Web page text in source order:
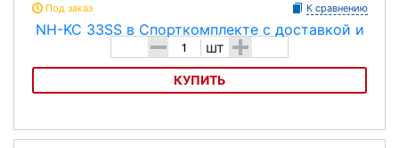
Под заказ К сравнению
- шт +
КУПИТЬ
Подножка для велосипеда Nuvo NH-KC 33SS